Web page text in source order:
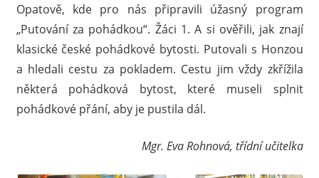
Opatově, kde pro nás připravili úžasný program
„Putování za pohádkou“. Žáci 1. A si ověřili, jak znají
klasické české pohádkové bytosti. Putovali s Honzou
a hledali cestu za pokladem. Cestu jim vždy zkřížila
některá pohádková bytost, které museli splnit
pohádkové přání, aby je pustila dál.
Mgr. Eva Rohnová, třídní učitelka